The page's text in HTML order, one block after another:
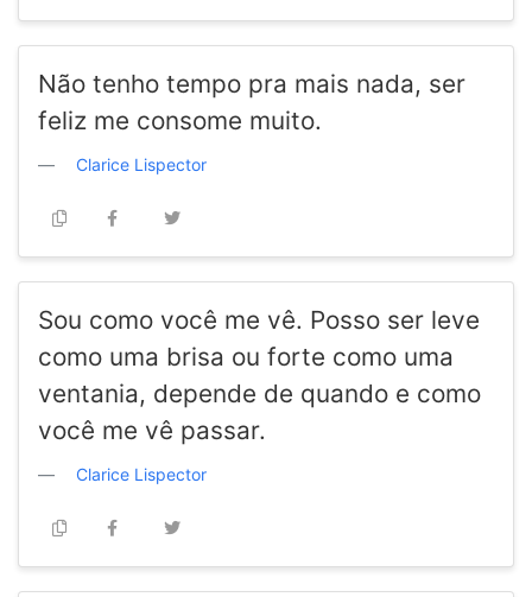
Não tenho tempo pra mais nada, ser
feliz me consome muito.
Clarice Lispector
Sou como você me vê. Posso ser leve
como uma brisa ou forte como uma
ventania, depende de quando e como
você me vê passar.
Clarice Lispector